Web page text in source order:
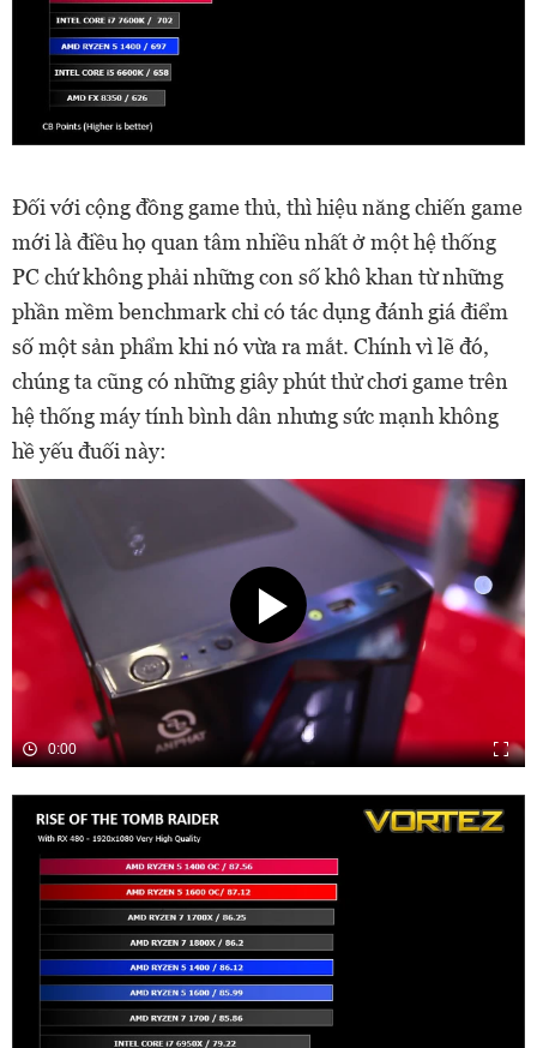
Đối với cộng đồng game thủ, thì hiệu năng chiến game
mới là điều họ quan tâm nhiều nhất ở một hệ thống
PC chứ không phải những con số khô khan từ những
phần mềm benchmark chỉ có tác dụng đánh giá điểm
số một sản phẩm khi nó vừa ra mắt. Chính vì lẽ đó,
chúng ta cũng có những giây phút thử chơi game trên
hệ thống máy tính bình dân nhưng sức mạnh không
hề yếu đuối này:
0:00